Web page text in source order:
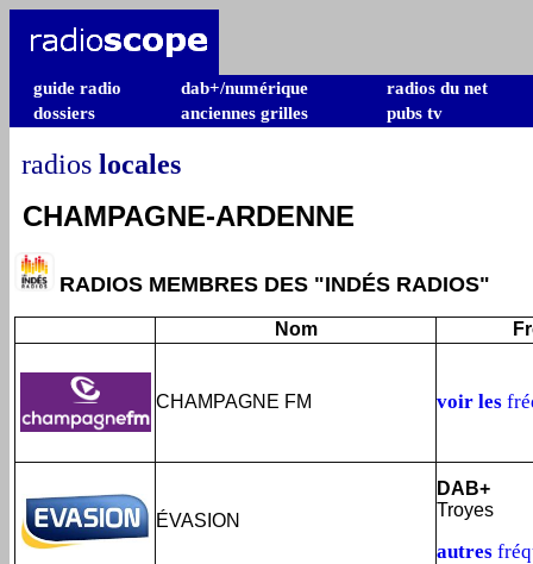
guide radio dab+/numérique
radios du net
dossiers
anciennes grilles pubs tv
radios locales
CHAMPAGNE-ARDENNE
RADIOS MEMBRES DES "INDÉS RADIOS"
Nom
CHAMPAGNE FM voir les
ÉVASION
DAB+
Troyes
autres